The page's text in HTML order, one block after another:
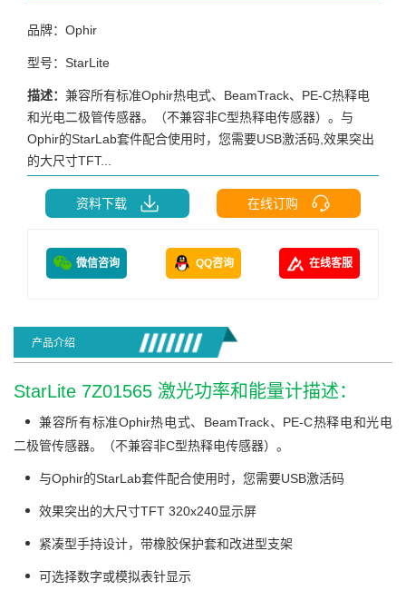
品牌：Ophir
型号：StarLite
描述： 兼容所有标准Ophir热电式、BeamTrack、PE-C热释电
和光电二极管传感器。（不兼容非C型热释电传感器）。与
Ophir的StarLab套件配合使用时，您需要USB激活码,效果突出
的大尺寸TFT...
资料下载 在线订购
微信咨询 QQ咨询 在线客服
产品介绍
StarLite 7Z01565 激光功率和能量计描述：
兼容所有标准Ophir热电式、BeamTrack、PE-C热释电和光电
二极管传感器。（不兼容非C型热释电传感器）。
与Ophir的StarLab套件配合使用时，您需要USB激活码
效果突出的大尺寸TFT 320x240显示屏
紧凑型手持设计，带橡胶保护套和改进型支架
可选择数字或模拟表针显示